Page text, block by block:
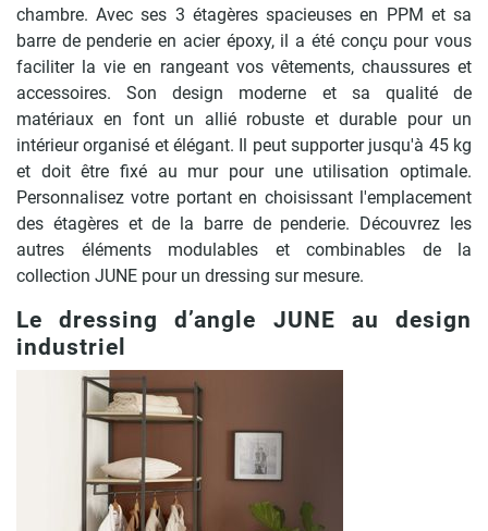
chambre. Avec ses 3 étagères spacieuses en PPM et sa
barre de penderie en acier époxy, il a été conçu pour vous
faciliter la vie en rangeant vos vêtements, chaussures et
accessoires. Son design moderne et sa qualité de
matériaux en font un allié robuste et durable pour un
intérieur organisé et élégant. Il peut supporter jusqu'à 45 kg
et doit être fixé au mur pour une utilisation optimale.
Personnalisez votre portant en choisissant l'emplacement
des étagères et de la barre de penderie. Découvrez les
autres éléments modulables et combinables de la
collection JUNE pour un dressing sur mesure.
Le dressing d’angle JUNE au design
industriel